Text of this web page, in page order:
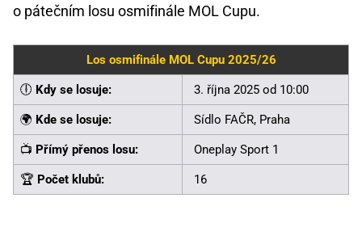
o pátečním losu osmifinále MOL Cupu.
Los osmifinále MOL Cupu 2025/26
🕕 Kdy se losuje: 3. října 2025 od 10:00
🌍 Kde se losuje: Sídlo FAČR, Praha
📺 Přímý přenos losu: Oneplay Sport 1
🏆 Počet klubů: 16